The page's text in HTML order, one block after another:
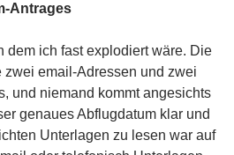
Antrages
dem ich fast explodiert wäre. Die
zwei email-Adressen und zwei
und niemand kommt angesichts
genaues Abflugdatum klar und
Unterlagen zu lesen war auf